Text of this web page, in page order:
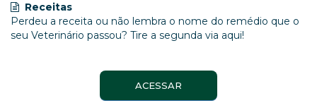
Receitas
Perdeu a receita ou não lembra o nome do remédio que o
seu Veterinário passou? Tire a segunda via aqui!
ACESSAR